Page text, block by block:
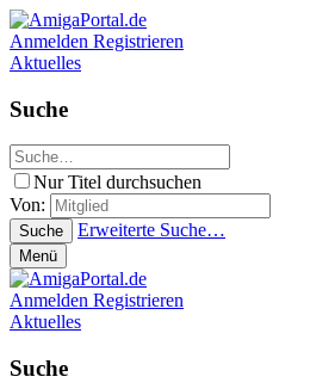
Anmelden Registrieren
Aktuelles
Suche
Nur Titel durchsuchen
Von:
Suche Erweiterte Suche…
Menü
Anmelden Registrieren
Aktuelles
Suche